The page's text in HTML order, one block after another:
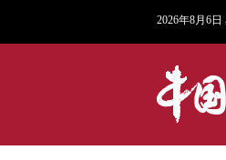
2026年8月6日